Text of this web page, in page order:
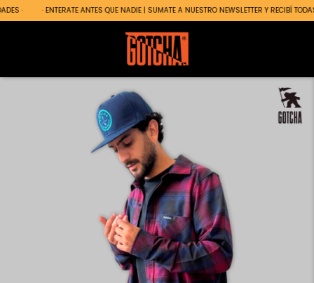
· · ENTERATE ANTES QUE NADIE | SUMATE A NUESTRO NEWSLETTER Y RECIBÍ